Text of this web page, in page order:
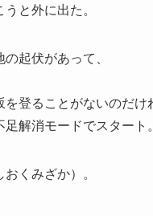
と外に出た。
起伏があって、
登ることがないのだけ
解消モードでスタート。
くみざか）。